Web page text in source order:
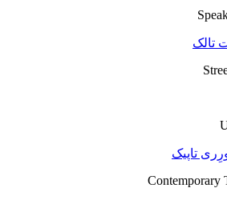
تالک
تاپیک
Contemporary